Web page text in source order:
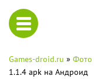
Games-droid.ru » Фото
1.1.4 apk на Андроид